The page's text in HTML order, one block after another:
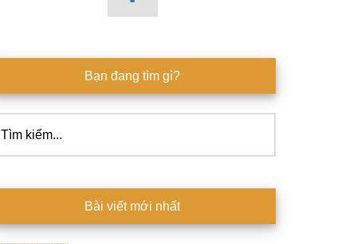
Bạn đang tìm gì?
Bài viết mới nhất